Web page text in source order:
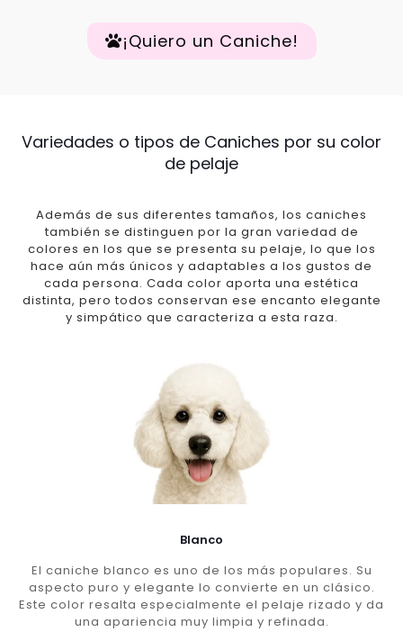
¡Quiero un Caniche!
Variedades o tipos de Caniches por su color
de pelaje
Además de sus diferentes tamaños, los caniches
también se distinguen por la gran variedad de
colores en los que se presenta su pelaje, lo que los
hace aún más únicos y adaptables a los gustos de
cada persona. Cada color aporta una estética
distinta, pero todos conservan ese encanto elegante
y simpático que caracteriza a esta raza.
Blanco
El caniche blanco es uno de los más populares. Su
aspecto puro y elegante lo convierte en un clásico.
Este color resalta especialmente el pelaje rizado y da
una apariencia muy limpia y refinada.